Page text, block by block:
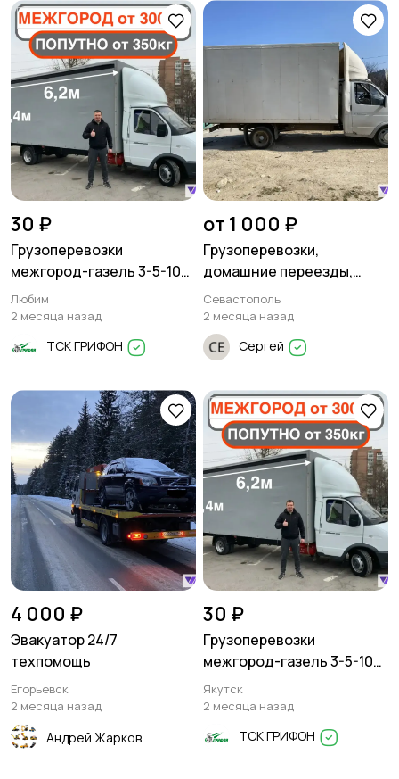
30 ₽
Грузоперевозки
межгород-газель 3-5-10
тонн
Любим
2 месяца назад
ТСК ГРИФОН
от 1 000 ₽
Грузоперевозки,
домашние переезды,
офисные переезды ,
вывоз строительного
мусора, домашнего хлама
, доставка по городу и
Севастополь
2 месяца назад
Сергей
4 000 ₽
Эвакуатор 24/7
техпомощь
Егорьевск
2 месяца назад
Андрей Жарков
30 ₽
Грузоперевозки
межгород-газель 3-5-10
тонн
Якутск
2 месяца назад
ТСК ГРИФОН